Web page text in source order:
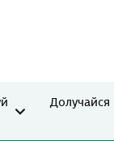
Долучайся